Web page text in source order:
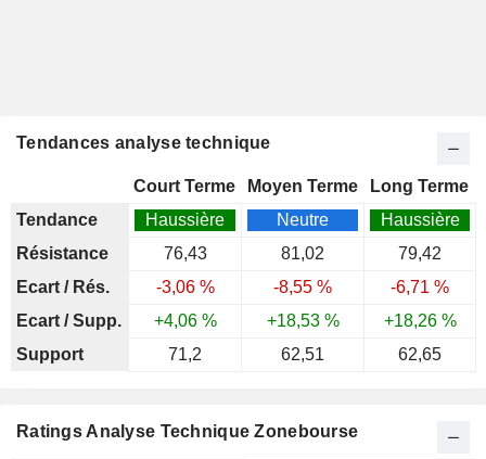
Tendances analyse technique
Court Terme Moyen Terme
Long Terme
Tendance
Haussière Neutre
Haussière
Résistance
76,43 81,02
79,42
Ecart / Rés.
-3,06 % -8,55 %
-6,71 %
Ecart / Supp.
+4,06 % +18,53 %
+18,26 %
Support
71,2 62,51 62,65
Ratings Analyse Technique Zonebourse